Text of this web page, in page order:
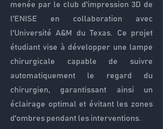
menée par le club d'impression 3D de
l'ENISE en collaboration avec
l'Université A&M du Texas. Ce projet
étudiant vise à développer une lampe
chirurgicale capable de suivre
automatiquement le regard du
chirurgien, garantissant ainsi un
éclairage optimal et évitant les zones
d'ombres pendant les interventions.